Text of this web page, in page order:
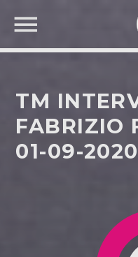
CERCA
TM
FABRIZIO
01-09-2020